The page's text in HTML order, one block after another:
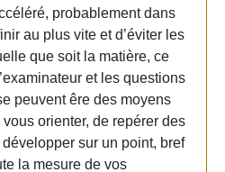
probablement dans
au plus vite et d’éviter les
que soit la matière, ce
et les questions
peuvent êre des moyens
orienter, de repérer des
sur un point, bref
la mesure de vos